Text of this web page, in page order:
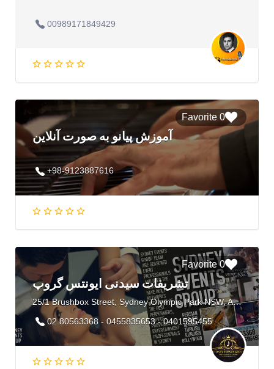
00989171849429
0 Favorite
آموزش پیانو به صورت آنلاین
+98-9123887616
0 Favorite
تشریفات سیدنی ایونتس گروپ
25/1 Brushbox Street, Sydney Olympic Park NSW, Australia
02 80563368 - 0455835653 - 0401595455